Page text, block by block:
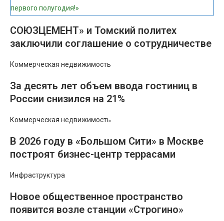
первого полугодия!»
СОЮЗЦЕМЕНТ» и Томский политех
заключили соглашение о сотрудничестве
Коммерческая недвижимость
За десять лет объем ввода гостиниц в
России снизился на 21%
Коммерческая недвижимость
В 2026 году в «Большом Сити» в Москве
построят бизнес-центр террасами
Инфраструктура
Новое общественное пространство
появится возле станции «Строгино»